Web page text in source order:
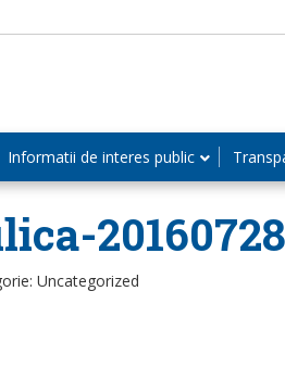
Informatii de interes public
20160728
Uncategorized